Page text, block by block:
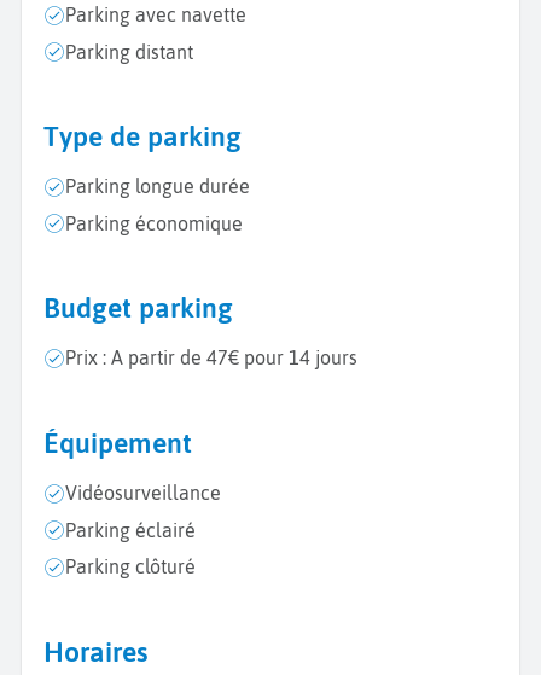
Parking avec navette
Parking distant
Type de parking
Parking longue durée
Parking économique
Budget parking
Prix : A partir de 47€ pour 14 jours
Équipement
Vidéosurveillance
Parking éclairé
Parking clôturé
Horaires